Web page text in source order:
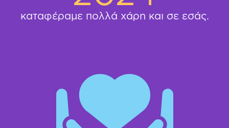
καταφέραμε πολλά χάρη και σε εσάς.